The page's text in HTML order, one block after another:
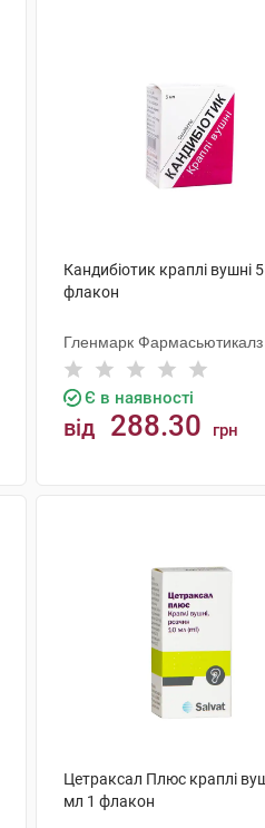
Кандибіотик краплі вушні
флакон
Гленмарк Фармасьютикалз
Є в наявності
від 288.30 грн
Цетраксал Плюс краплі
мл 1 флакон